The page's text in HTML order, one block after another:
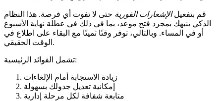
قم بتفعيلالإشعارات الفورية حتى لا تفوت أي فرصة. هذا النظام
الذكي ينبهك بمجرد فتح موعد، بما في ذلك في عطلة نهاية الأسبوع
أو في المساء. وبالتالي، توفر وقتًا ثمينًا مع البقاء على اطلاع في
الوقت الحقيقي.
تشمل الفوائد الرئيسية:
زيادة الاستجابة أمام الإلغاءات
إمكانية تعديل جدولك بسهولة
متابعة شفافة لكل مرحلة إدارية